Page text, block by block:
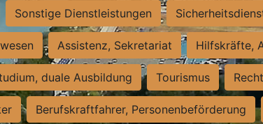
Sonstige Dienstleistungen
Assistenz, Sekretariat Hilfskräfte,
duale Ausbildung Tourismus
Berufskraftfahrer, Personenbeförderung